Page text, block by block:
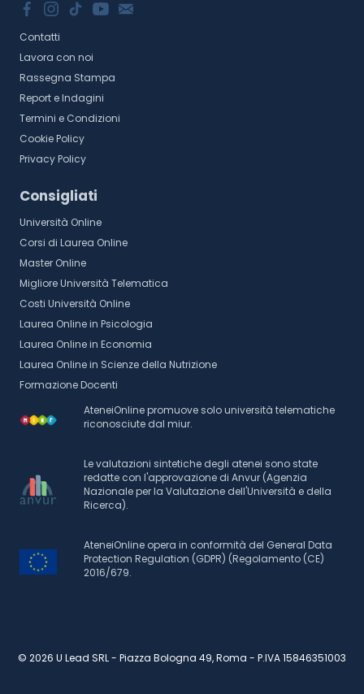
Contatti
Lavora con noi
Rassegna Stampa
Report e Indagini
Termini e Condizioni
Cookie Policy
Privacy Policy
Consigliati
Università Online
Corsi di Laurea Online
Master Online
Migliore Università Telematica
Costi Università Online
Laurea Online in Psicologia
Laurea Online in Economia
Laurea Online in Scienze della Nutrizione
Formazione Docenti
AteneiOnline promuove solo università telematiche
riconosciute dal miur.
Le valutazioni sintetiche degli atenei sono state
redatte con l'approvazione di Anvur (Agenzia
Nazionale per la Valutazione dell'Università e della
Ricerca).
AteneiOnline opera in conformità del General Data
Protection Regulation (GDPR) (Regolamento (CE)
2016/679.
© 2026 U Lead SRL - Piazza Bologna 49, Roma - P.IVA 15846351003